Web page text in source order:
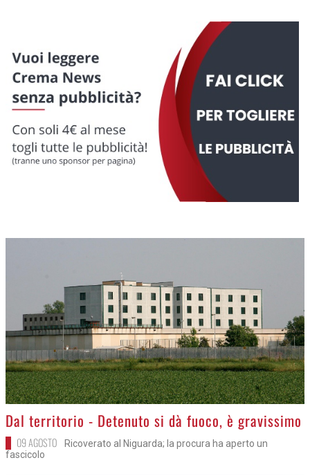
>
Dal territorio - Detenuto si dà fuoco, è gravissimo
09 AGOSTO
Ricoverato al Niguarda; la procura ha aperto un
fascicolo